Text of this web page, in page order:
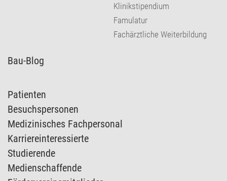
Klinikstipendium
Famulatur
Fachärztliche Weiterbildung
Bau-Blog
Patienten
Besuchspersonen
Medizinisches Fachpersonal
Karriereinteressierte
Studierende
Medienschaffende